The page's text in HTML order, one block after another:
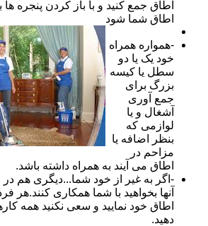
اطاق جمع کنید و با باز کردن پنجره ها
اطاق شما شود
-همواره همراه
خود یک یا دو
سطل یا کیسه
بزرگ برای
جمع آوری
آشغال و یا
لوازمی که
بنظر اضافه یا
مزاحم در
اطاق می آیند به همراه داشته باشد.
-اگر به غیر از خود شما...دیگری هم
آنها بخواهید با شما همکاری کنند.هر
اطاق خود نمایید و سعی نکنید همه
دهید.